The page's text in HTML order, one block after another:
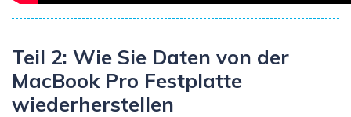
Teil 2: Wie Sie Daten von der
MacBook Pro Festplatte
wiederherstellen